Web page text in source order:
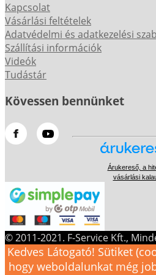
Kapcsolat
Vásárlási feltételek
Adatvédelmi és adatkezelési
Szállítási információk
Videók
Tudástár
Kövessen bennünket
Árukereső, a
vásárlási
© 2011-2021. F-Service Kft.,
Kedves Látogató! Sütiket
hogy weboldalunkat még